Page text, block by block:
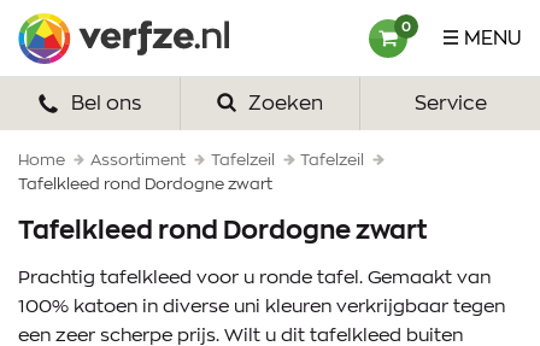
naar
content
MENU
0
HOME
VERF
VERFSETS
TEKENEN
VERFSPULLEN
Bel ons Zoeken Service
Home Assortiment Tafelzeil
Tafelzeil
Tafelkleed rond Dordogne zwart
Tafelkleed rond Dordogne zwart
Prachtig tafelkleed voor u ronde tafel. Gemaakt van
100% katoen in diverse uni kleuren verkrijgbaar tegen
een zeer scherpe prijs. Wilt u dit tafelkleed buiten